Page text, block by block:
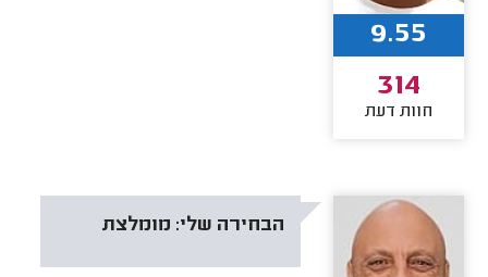
9.55
314
חוות דעת
הבחירה שלי: מומלצת